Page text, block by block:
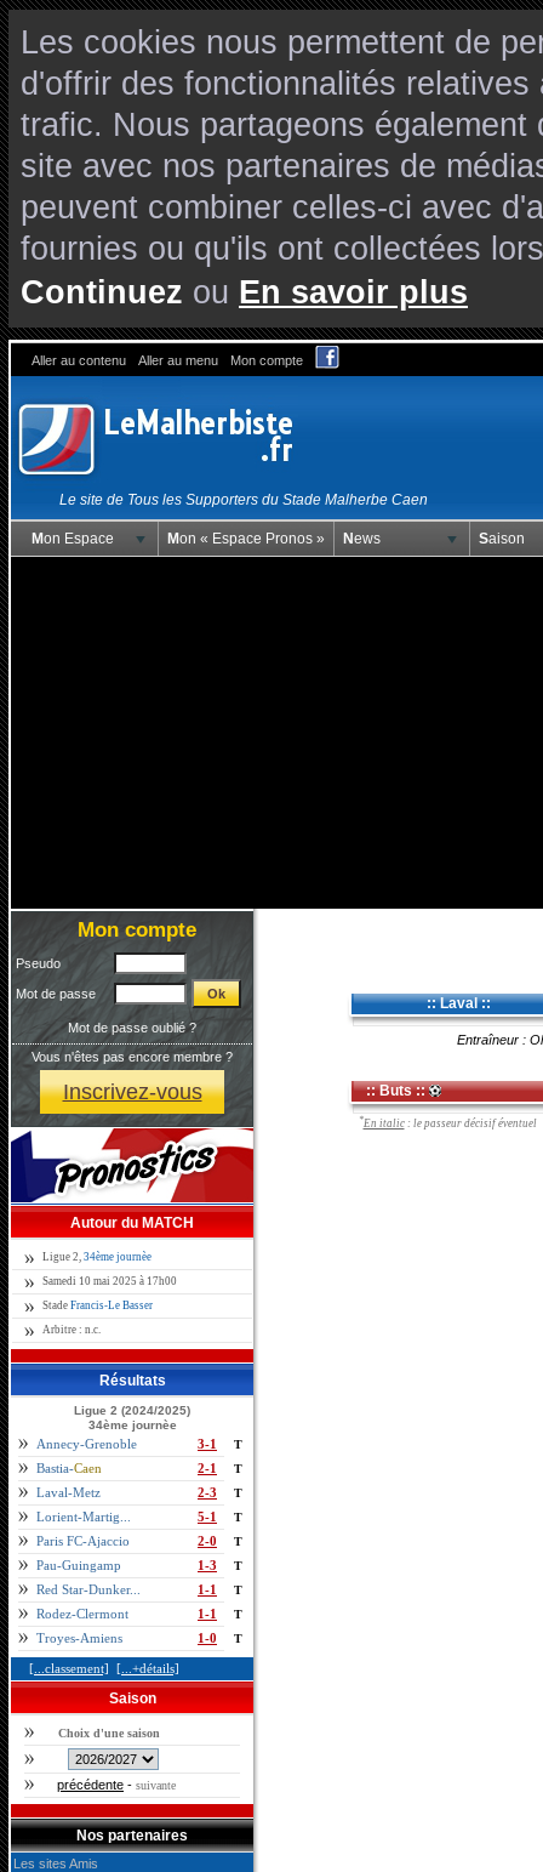
Les cookies nous permettent de
d'offrir des fonctionnalités
trafic. Nous partageons
site avec nos partenaires de
peuvent combiner celles-ci avec
fournies ou qu'ils ont collectées
Continuez ou En savoir plus
Aller au contenu Aller au menu Mon compte
Le site de Tous les Supporters du Stade Malherbe Caen
Mon Espace Mon « Espace Pronos » News Saison
Mon compte
Pseudo
Mot de passe
Mot de passe oublié ?
Vous n'êtes pas encore membre ?
Inscrivez-vous
Autour du MATCH
Ligue 2, 34ème journèe
Samedi 10 mai 2025 à 17h00
Stade Francis-Le Basser
Arbitre : n.c.
Résultats
Ligue 2 (2024/2025)
34ème journèe
Annecy-Grenoble 3-1 T
Bastia-Caen 2-1 T
Laval-Metz 2-3 T
Lorient-Martig... 5-1 T
Paris FC-Ajaccio 2-0 T
Pau-Guingamp 1-3 T
Red Star-Dunker... 1-1 T
Rodez-Clermont 1-1 T
Troyes-Amiens 1-0 T
[...classement] [...+détails]
Saison
Choix d'une saison
précédente - suivante
Nos partenaires
Les sites Amis
:: Laval ::
Entraîneur :
:: Buts ::
*En italic: le passeur décisif éventuel